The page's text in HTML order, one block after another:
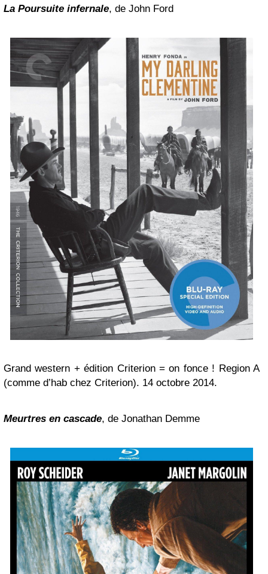
La Poursuite infernale, de John Ford
Grand western + édition Criterion = on fonce ! Region A
(comme d’hab chez Criterion). 14 octobre 2014.
Meurtres en cascade, de Jonathan Demme